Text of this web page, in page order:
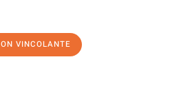
VINCOLANTE